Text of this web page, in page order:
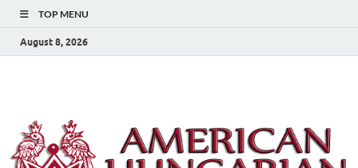
TOP MENU
August 8, 2026
Amerikai Magyar
Múzeum